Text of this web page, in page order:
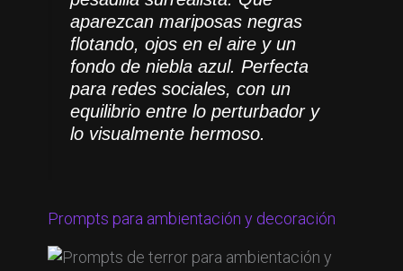
aparezcan mariposas negras
flotando, ojos en el aire y un
fondo de niebla azul. Perfecta
para redes sociales, con un
equilibrio entre lo perturbador y
lo visualmente hermoso.
Prompts para ambientación y decoración